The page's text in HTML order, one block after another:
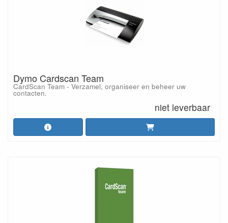
Dymo Cardscan Team
CardScan Team - Verzamel, organiseer en beheer uw
contacten.
niet leverbaar